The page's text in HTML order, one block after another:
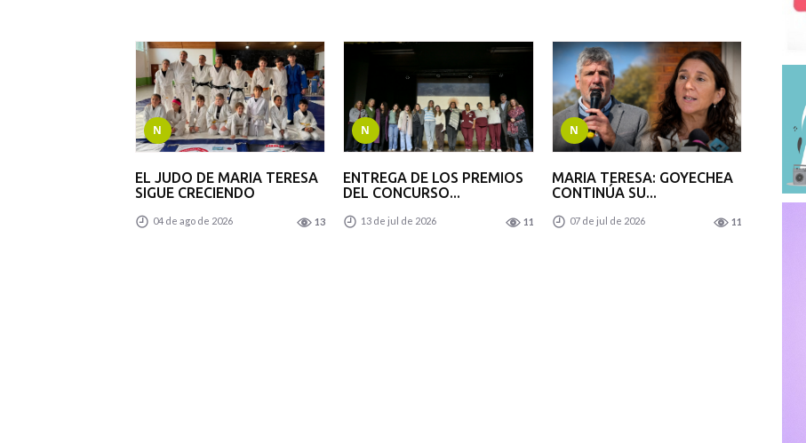
N
EL JUDO DE MARIA TERESA
SIGUE CRECIENDO
04 de ago de 2026 13
N
ENTREGA DE LOS PREMIOS
DEL CONCURSO...
13 de jul de 2026 11
N
MARIA TERESA: GOYECHEA
CONTINÚA SU...
07 de jul de 2026 11